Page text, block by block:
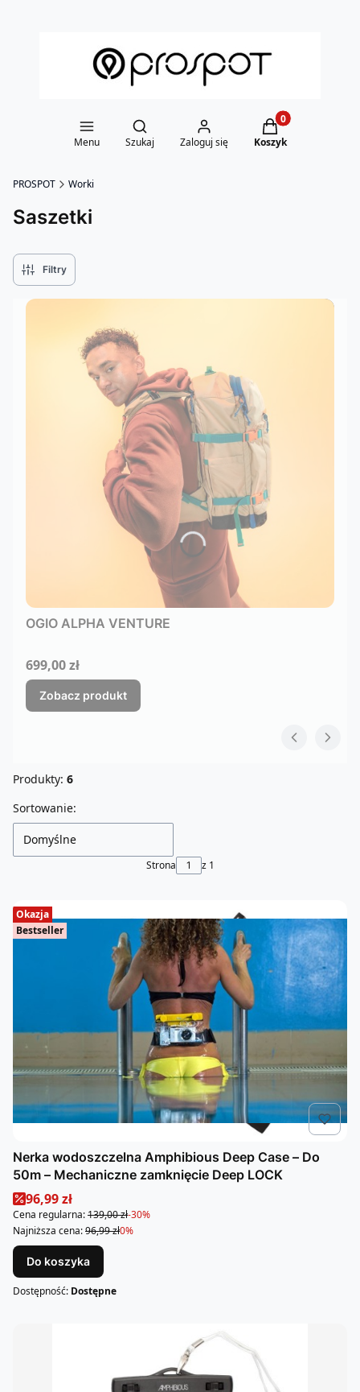
Menu
Otwórz wyszukiwarkę
Szukaj Zaloguj się
Produkty w
Koszyk
PROSPOT Worki
Saszetki
Filtry
OGIO ALPHA VENTURE
Cena
699,00 zł
Zobacz produkt
Produkty: 6
Lista produktów
Sortowanie:
Domyślne
Strona z 1
Okazja
Bestseller
Nerka wodoszczelna Amphibious Deep Case – Do
50m – Mechaniczne zamknięcie Deep LOCK
Cena promocyjna
96,99 zł
Cena regularna:139,00 zł-30%
Najniższa cena:96,99 zł0%
Do koszyka
Dostępność: Dostępne